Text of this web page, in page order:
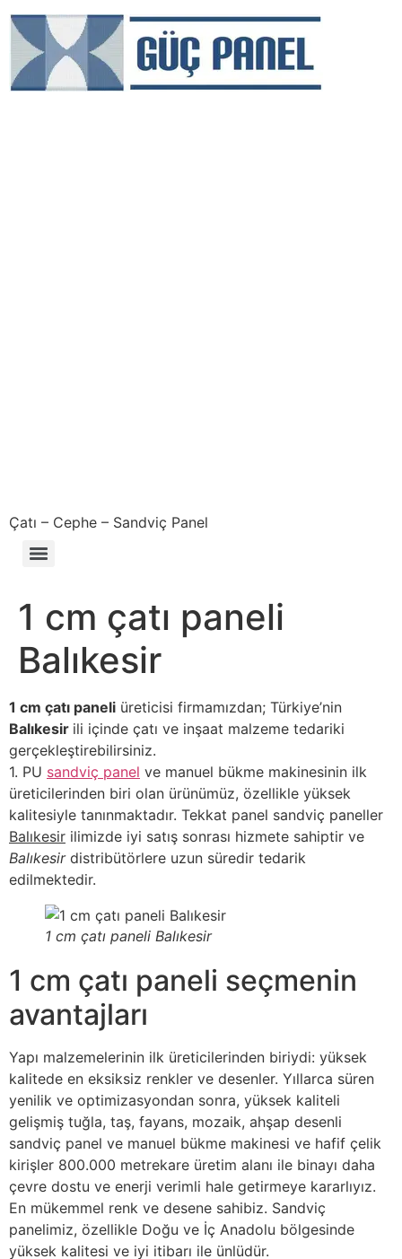
Çatı – Cephe – Sandviç Panel
1 cm çatı paneli
Balıkesir
1 cm çatı paneli üreticisi firmamızdan; Türkiye’nin
Balıkesir ili içinde çatı ve inşaat malzeme tedariki
gerçekleştirebilirsiniz.
1. PU sandviç panel ve manuel bükme makinesinin ilk
üreticilerinden biri olan ürünümüz, özellikle yüksek
kalitesiyle tanınmaktadır. Tekkat panel sandviç paneller
Balıkesir ilimizde iyi satış sonrası hizmete sahiptir ve
Balıkesirdistribütörlere uzun süredir tedarik
edilmektedir.
1 cm çatı paneli Balıkesir
1 cm çatı paneli seçmenin
avantajları
Yapı malzemelerinin ilk üreticilerinden biriydi: yüksek
kalitede en eksiksiz renkler ve desenler. Yıllarca süren
yenilik ve optimizasyondan sonra, yüksek kaliteli
gelişmiş tuğla, taş, fayans, mozaik, ahşap desenli
sandviç panel ve manuel bükme makinesi ve hafif çelik
kirişler 800.000 metrekare üretim alanı ile binayı daha
çevre dostu ve enerji verimli hale getirmeye kararlıyız.
En mükemmel renk ve desene sahibiz. Sandviç
panelimiz, özellikle Doğu ve İç Anadolu bölgesinde
yüksek kalitesi ve iyi itibarı ile ünlüdür.